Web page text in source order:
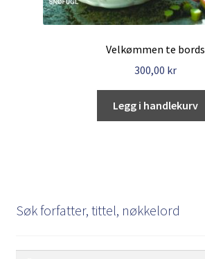
Velkømmen te bords
300,00 kr
Legg i handlekurv
Søk forfatter, tittel, nøkkelord